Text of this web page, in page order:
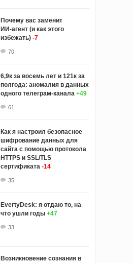
Почему вас заменит
ИИ‑агент (и как этого
избежать) -7
70
6,9к за восемь лет и 121к за
полгода: аномалия в данных
одного телеграм-канала +49
61
Как я настроил безопасное
шифрование данных для
сайта с помощью протокола
HTTPS и SSL/TLS
сертификата -14
35
EvertyDesk: я отдаю то, на
что ушли годы +47
33
Возникновение сознания в